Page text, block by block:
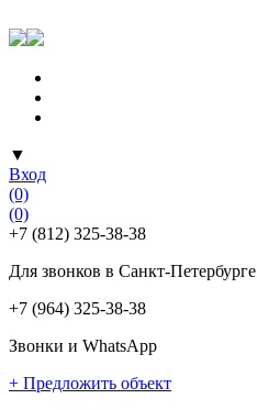
▼
Вход
(0)
(0)
+7 (812) 325-38-38
Для звонков в Санкт-Петербурге
+7 (964) 325-38-38
Звонки и WhatsApp
+ Предложить объект